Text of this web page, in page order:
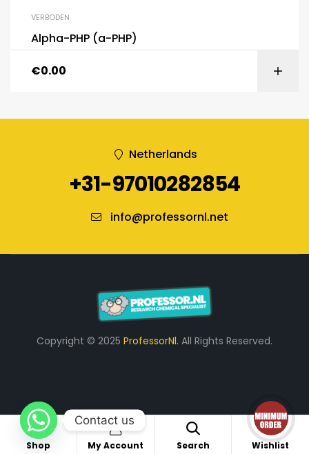
VERBODEN
Alpha-PHP (a-PHP)
€0.00
Netherlands
+31-97010282854
info@professornl.net
Copyright © 2025 ProfessorNl. All Rights Reserved.
Shop My Account Search Wishlist
5
Contact us